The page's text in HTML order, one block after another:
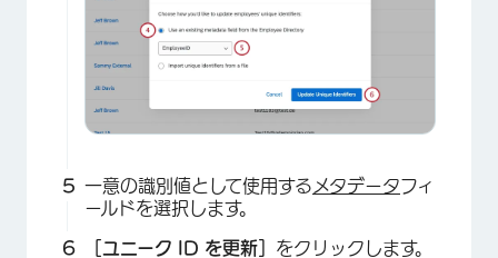
一意の識別値として使用する メタデータフィ
ールドを選択します。
［ユニーク ID を更新］ をクリックします。